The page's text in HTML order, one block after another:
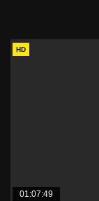
HD
01:07:49